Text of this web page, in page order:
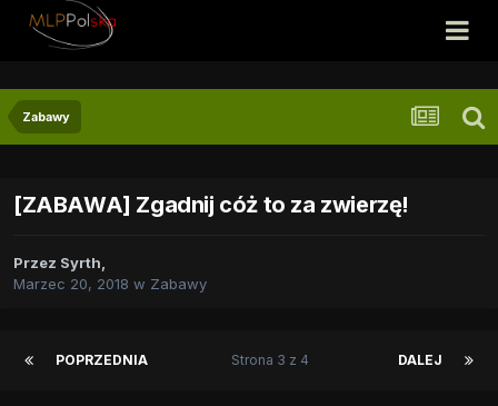
Zabawy
[ZABAWA] Zgadnij cóż to za zwierzę!
Przez Syrth,
Marzec 20, 2018 w Zabawy
POPRZEDNIA DALEJ
Strona 3 z 4